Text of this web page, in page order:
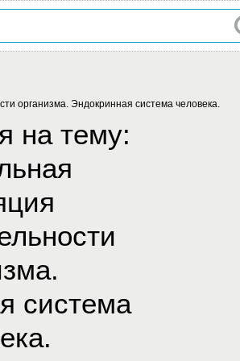
организма. Эндокринная система человека.
на тему:
система